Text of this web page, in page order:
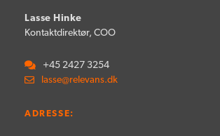
Lasse Hinke
Kontaktdirektør, COO
+45 2427 3254
lasse@relevans.dk
ADRESSE: